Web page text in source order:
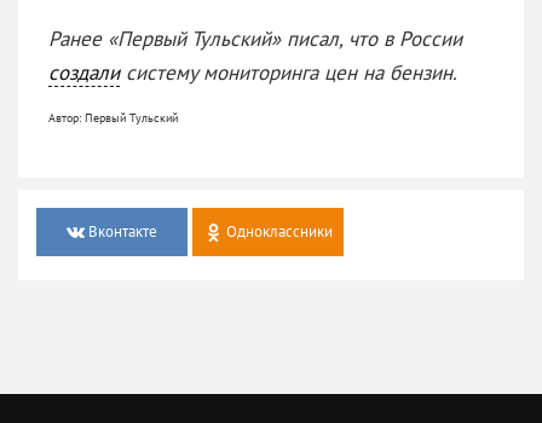
Ранее «Первый Тульский» писал, что в России
создалисистему мониторинга цен на бензин.
Автор: Первый Тульский
Вконтакте Одноклассники